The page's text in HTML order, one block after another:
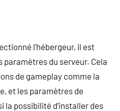
l’hébergeur, il est
du serveur. Cela
de gameplay comme la
et les paramètres de
la possibilité d’installer des